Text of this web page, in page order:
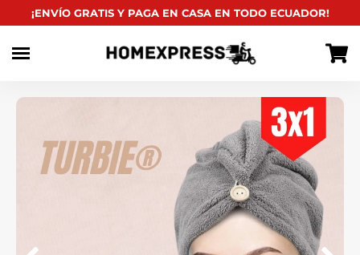
directamente
¡ENVÍO GRATIS Y PAGA EN CASA EN TODO ECUADOR!